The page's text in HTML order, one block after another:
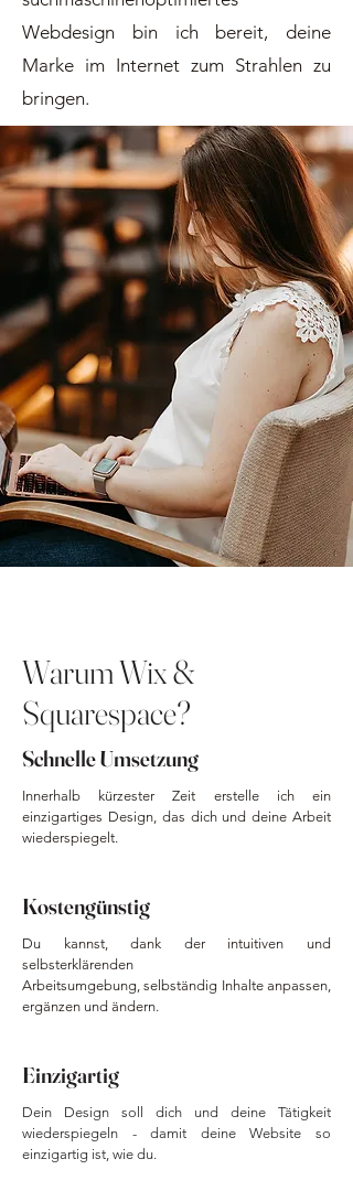
Webdesign bin ich bereit, deine
Marke im Internet zum Strahlen zu
bringen.
Warum Wix &
Squarespace?
Schnelle Umsetzung
Innerhalb kürzester Zeit erstelle ich ein
einzigartiges Design, das dich und deine Arbeit
wiederspiegelt.
Kostengünstig
Du kannst, dank der intuitiven und
selbsterklärenden
Arbeitsumgebung,selbständig Inhalte anpassen,
ergänzen und ändern.
Einzigartig
Dein Design soll dich und deine Tätigkeit
wiederspiegeln - damit deine Website so
einzigartig ist, wie du.